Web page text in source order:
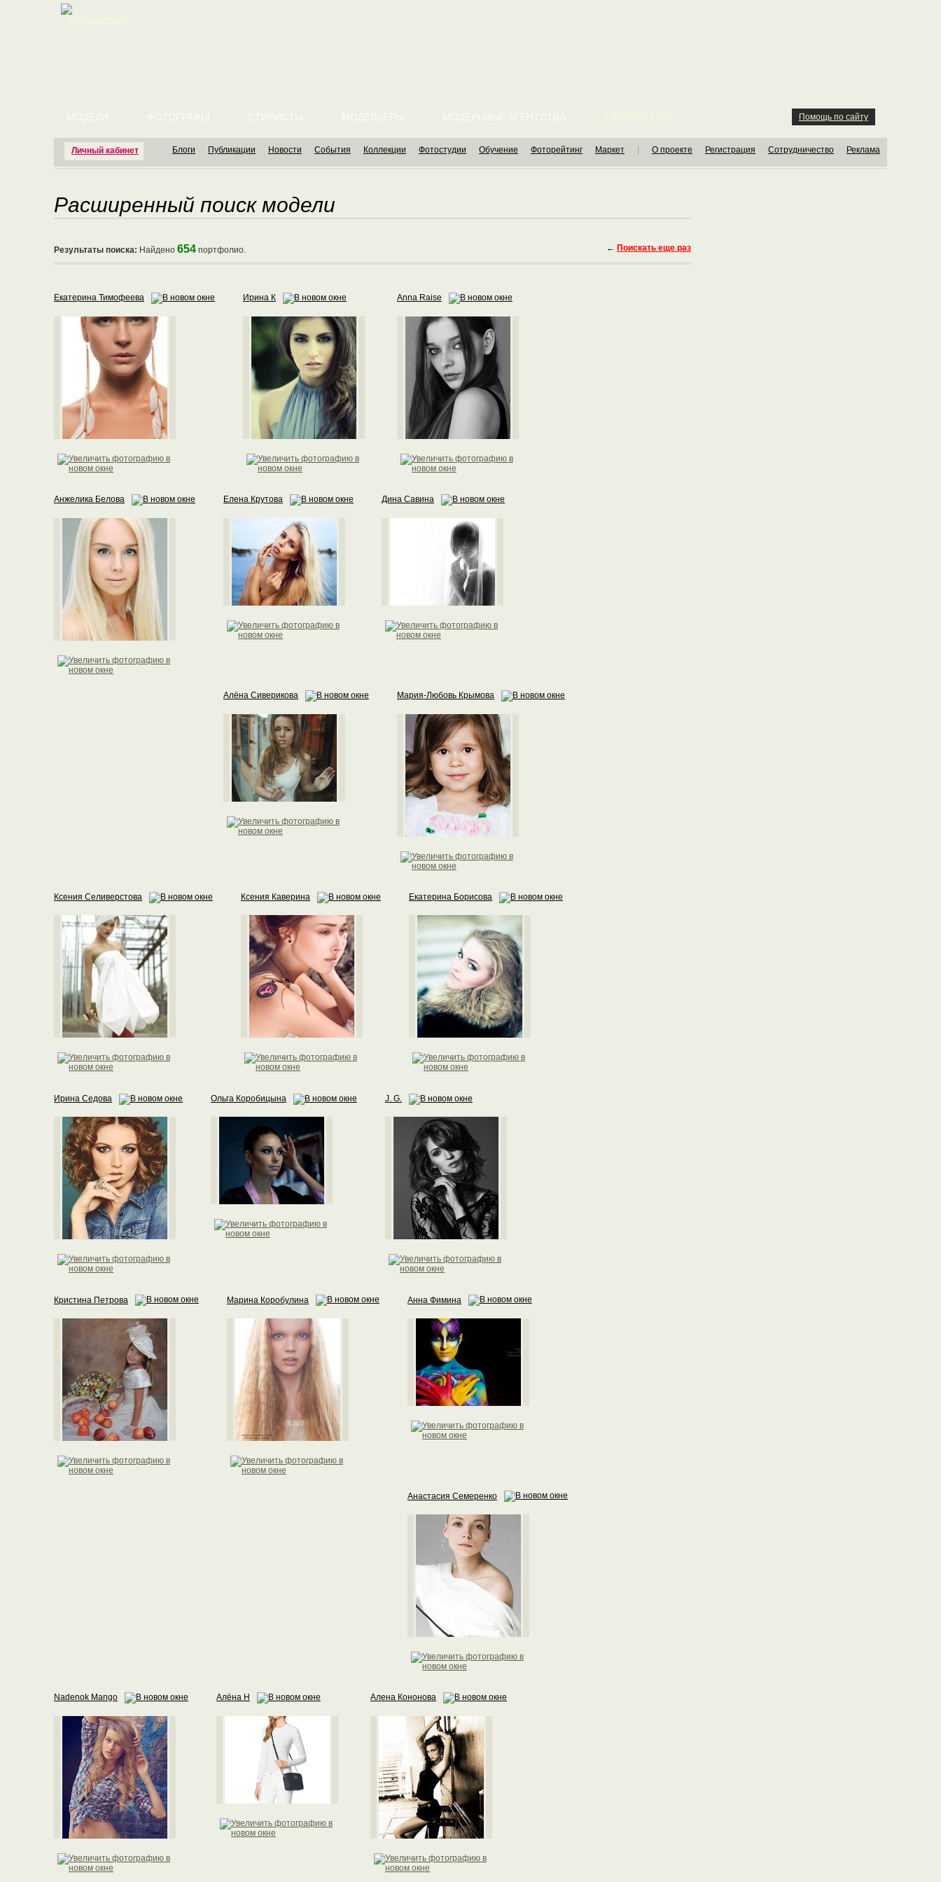
Личный кабинет
МОДЕЛИ ФОТОГРАФЫ СТИЛИСТЫ МОДЕЛЬЕРЫ МОДЕЛЬНЫЕ АГЕНТСТВА Помощь по сайту
Блоги Публикации Новости События Коллекции Фотостудии Обучение Фоторейтинг Маркет О проекте Регистрация Сотрудничество Реклама
Расширенный поиск модели
← Поискать еще раз
Результаты поиска: Найдено 654 портфолио.
Екатерина Тимофеева Ирина К Anna Raise
Анжелика Белова Елена Крутова Дина Савина
Алёна Сиверикова Мария-Любовь Крымова
Ксения Селиверстова Ксения Каверина Екатерина Борисова
Ирина Седова Ольга Коробицына J. G.
Кристина Петрова Марина Коробулина Анна Фимина
Анастасия Семеренко
Nadenok Mango Алёна Н Алена Кононова